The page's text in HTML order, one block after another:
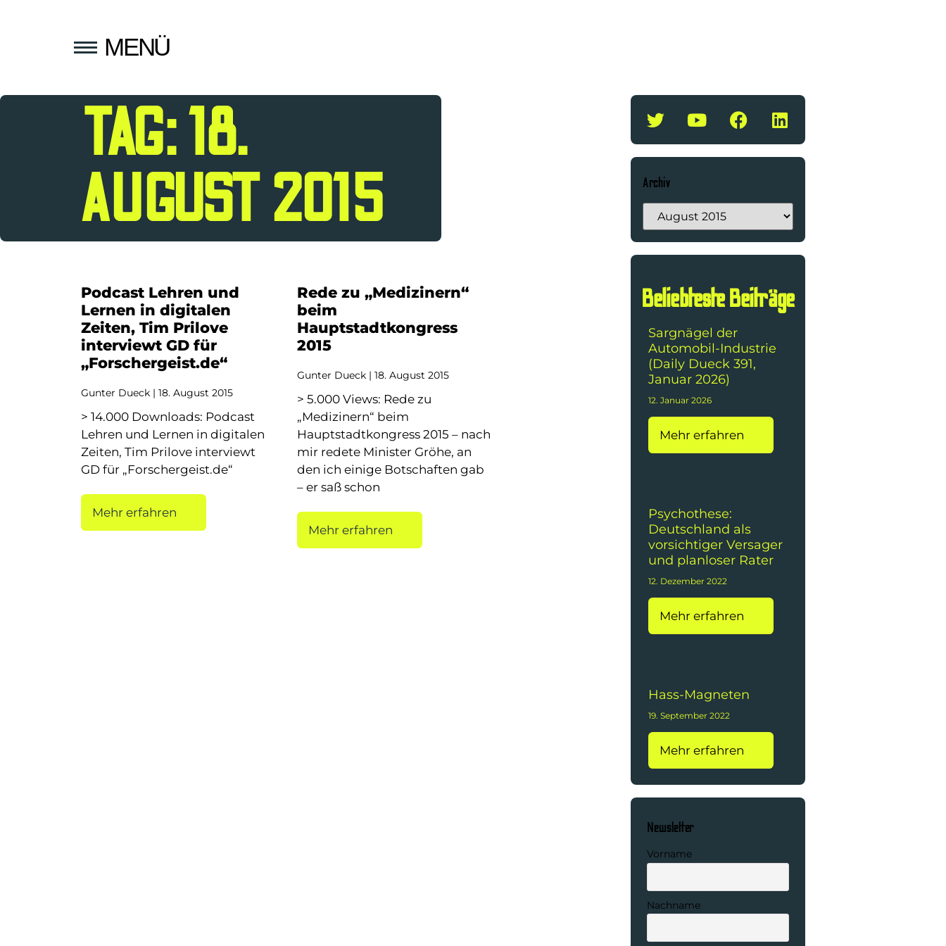
MENÜ
TAG: 18.
AUGUST 2015
Podcast Lehren und
Lernen in digitalen
Zeiten, Tim Prilove
interviewt GD für
„Forschergeist.de“
Gunter Dueck 18. August 2015
> 14.000 Downloads: Podcast
Lehren und Lernen in digitalen
Zeiten, Tim Prilove interviewt
GD für „Forschergeist.de“
Mehr erfahren
Rede zu „Medizinern“
beim
Hauptstadtkongress
2015
Gunter Dueck 18. August 2015
> 5.000 Views: Rede zu
„Medizinern“ beim
Hauptstadtkongress 2015 – nach
mir redete Minister Gröhe, an
den ich einige Botschaften gab
– er saß schon
Mehr erfahren
Archiv
Beliebteste Beiträge
Sargnägel der
Automobil-Industrie
(Daily Dueck 391,
Januar 2026)
12. Januar 2026
Mehr erfahren
Psychothese:
Deutschland als
vorsichtiger Versager
und planloser Rater
12. Dezember 2022
Mehr erfahren
Hass-Magneten
19. September 2022
Mehr erfahren
Newsletter
Vorname
Nachname